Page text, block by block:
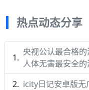
热点动态分享
央视公认最合格
人体无害最安全
icity日记安卓版无